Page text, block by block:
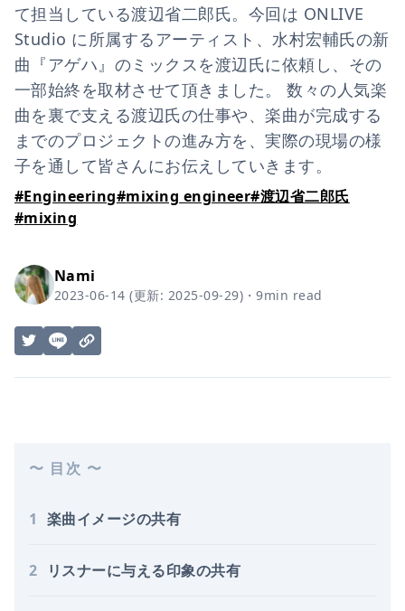
て担当している渡辺省二郎氏。今回は ONLIVE
Studio に所属するアーティスト、水村宏輔氏の新
曲『アゲハ』のミックスを渡辺氏に依頼し、その
一部始終を取材させて頂きました。 数々の人気楽
曲を裏で支える渡辺氏の仕事や、楽曲が完成する
までのプロジェクトの進み方を、実際の現場の様
子を通して皆さんにお伝えしていきます。
#Engineering#mixing engineer#渡辺省二郎氏
#mixing
Nami
2023-06-14 (更新: 2025-09-29) ・9min read
〜 目次 〜
1 楽曲イメージの共有
2 リスナーに与える印象の共有